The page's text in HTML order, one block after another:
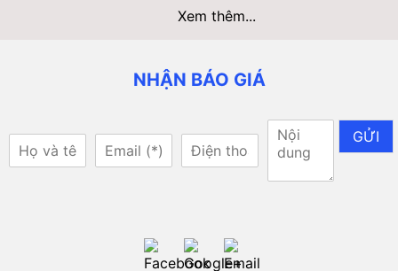
Xem thêm...
NHẬN BÁO GIÁ
GỬI